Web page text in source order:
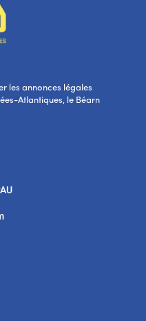
les annonces légales
Atlantiques, le Béarn